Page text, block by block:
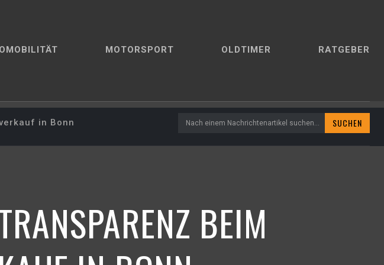
MOTORSPORT OLDTIMER RATGEBER
in Bonn Nach einem Nachrichtenartikel suchen... SUCHEN
BEIM